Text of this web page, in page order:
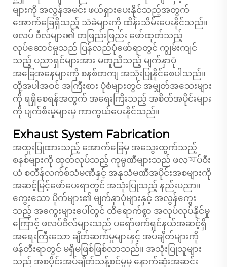
များကို အလွန်အမင်း ဖယ်ရှားပေးနိုင်သည့်အတွက်
အောက်ခြေရှိသည့် သံခဲများကို ထိန်းသိမ်းပေးနိုင်သည်။
ဖလပ် ဝီလ်များ၏ တဖြည်းဖြည်း ဖော်ထုတ်သည့်
လုပ်ဆောင်မှုသည် ပြန်လည်ပုံဖော်ရာတွင် ကျွမ်းကျင်
သည့် ပညာရှင်များအား မတူညီသည့် မျက်နှာပုံ
အခြေအနေများကို စနစ်တကျ အသုံးပြုနိုင်စေပါသည်။
ထို့အပါအဝင် အကြီးစား ပုံစံများတွင် အမျှတ်အသေးများ
ကို ရရှိစေရန်အတွက် အရေးကြီးသည့် အစိတ်အပိုင်းများ
ကို ပျက်စီးမှုများမှ ကာကွယ်ပေးနိုင်သည်။
Exhaust System Fabrication
အထူးပြုထားသည့် အောက်ခြေမှ အသွေးထွက်သည့်
စနစ်များကို ထုတ်လုပ်သည့် ကုမ္ပဏီများသည် ဖလ্যပ်ဝီး
ယံ စတီန်လက်စ်သံမဏီနှင့် အနုသံမဏီအပိုင်းအစများကို
အဆင့်မြင့်ဖော်ပေးရာတွင် အသုံးပြုသည့် နည်းပညာ။
ကွေးသော ပိုက်များ၏ မျက်နှာပုံများနှင့် အလွန်ကွေး
သည့် အကွေးများပေါ်တွင် ထိရောက်စွာ အလုပ်လုပ်နိုင်မှု
ကြောင့် ဖလပ်ဝီလ်များသည် ပရော်ဖက်ရှင်နယ်အဆင့်ရှိ
အရေးကြီးသော ချိတ်ဆက်မှုများနှင့် အပ်ချိတ်များကို
ဖန်တီးရာတွင် မရှိမဖြစ်ဖြစ်လာသည်။ အသုံးပြုသူများ
သည် အစပိုင်းအပ်ချိတ်သန့်စင်မှုမှ နောက်ဆုံးအဆင်း